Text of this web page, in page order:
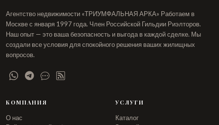
Агентство недвижимости «ТРИУМФАЛЬНАЯ АРКА» Работаем в
Москве с января 1997 года. Член Российской Гильдии Риэлторов.
Наш опыт — это ваша безопасность и выгода в каждой сделке. Мы
создали все условия для спокойного решения ваших жилищных
вопросов.
КОМПАНИЯ
О нас
УСЛУГИ
Каталог